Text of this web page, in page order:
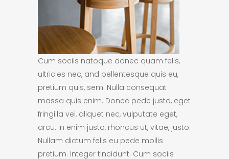
Cum sociis natoque donec quam felis,
ultricies nec, and pellentesque quis eu,
pretium quis, sem. Nulla consequat
massa quis enim. Donec pede justo, eget
fringilla vel, aliquet nec, vulputate eget,
arcu. In enim justo, rhoncus ut, vitae, justo.
Nullam dictum felis eu pede mollis
pretium. Integer tincidunt. Cum sociis